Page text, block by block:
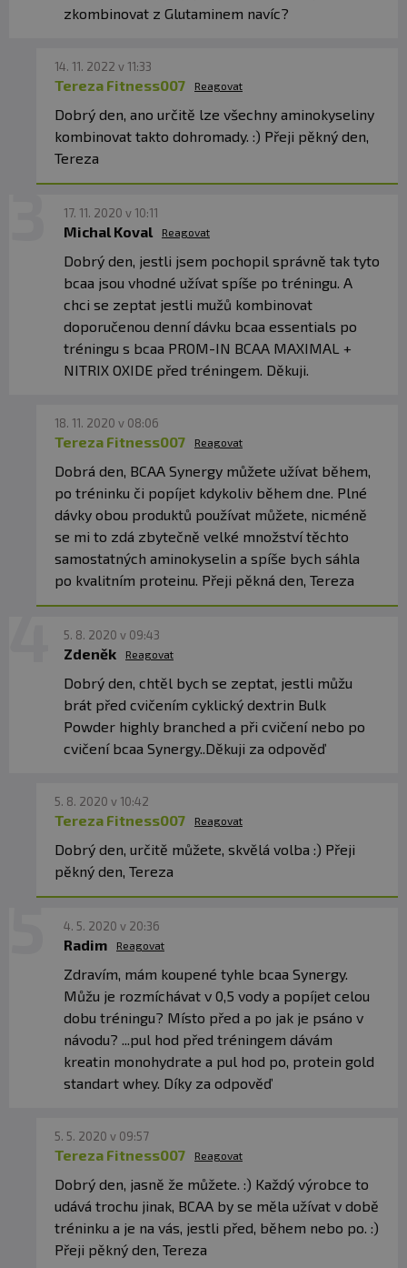
zkombinovat z Glutaminem navíc?
14. 11. 2022 v 11:33
Tereza Fitness007 Reagovat
Dobrý den, ano určitě lze všechny aminokyseliny
kombinovat takto dohromady. :) Přeji pěkný den,
Tereza
17. 11. 2020 v 10:11
Michal Koval Reagovat
Dobrý den, jestli jsem pochopil správně tak tyto
bcaa jsou vhodné užívat spíše po tréningu. A
chci se zeptat jestli mužů kombinovat
doporučenou denní dávku bcaa essentials po
tréningu s bcaa PROM-IN BCAA MAXIMAL +
NITRIX OXIDE před tréningem. Děkuji.
18. 11. 2020 v 08:06
Tereza Fitness007 Reagovat
Dobrá den, BCAA Synergy můžete užívat během,
po tréninku či popíjet kdykoliv během dne. Plné
dávky obou produktů používat můžete, nicméně
se mi to zdá zbytečně velké množství těchto
samostatných aminokyselin a spíše bych sáhla
po kvalitním proteinu. Přeji pěkná den, Tereza
5. 8. 2020 v 09:43
Zdeněk Reagovat
Dobrý den, chtěl bych se zeptat, jestli můžu
brát před cvičením cyklický dextrin Bulk
Powder highly branched a při cvičení nebo po
cvičení bcaa Synergy..Děkuji za odpověď
5. 8. 2020 v 10:42
Tereza Fitness007 Reagovat
Dobrý den, určitě můžete, skvělá volba :) Přeji
pěkný den, Tereza
4. 5. 2020 v 20:36
Radim Reagovat
Zdravím, mám koupené tyhle bcaa Synergy.
Můžu je rozmíchávat v 0,5 vody a popíjet celou
dobu tréningu? Místo před a po jak je psáno v
návodu? ...pul hod před tréningem dávám
kreatin monohydrate a pul hod po, protein gold
standart whey. Díky za odpověď
5. 5. 2020 v 09:57
Tereza Fitness007 Reagovat
Dobrý den, jasně že můžete. :) Každý výrobce to
udává trochu jinak, BCAA by se měla užívat v době
tréninku a je na vás, jestli před, během nebo po. :)
Přeji pěkný den, Tereza